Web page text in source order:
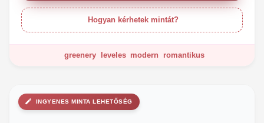
Hogyan kérhetek mintát?
greenery leveles modern romantikus
INGYENES MINTA LEHETŐSÉG